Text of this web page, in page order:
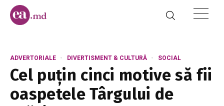
ADVERTORIALE DIVERTISMENT & CULTURĂ SOCIAL
Cel puțin cinci motive să fii
oaspetele Târgului de